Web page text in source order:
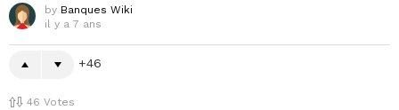
by Banques Wiki
il y a 7 ans
46
46 Votes